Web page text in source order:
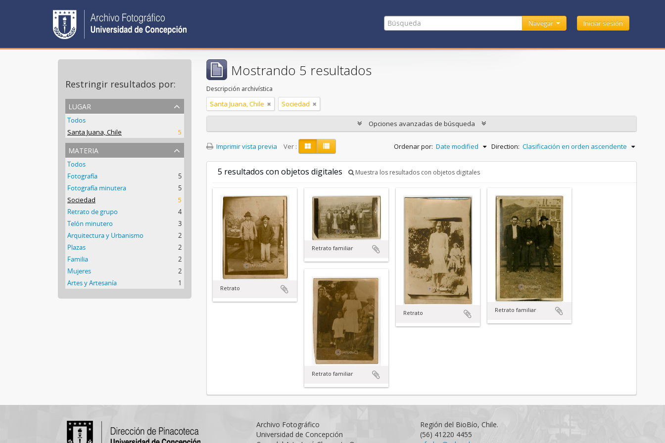
Iniciar sesión
Navegar
Restringir resultados por:
lugar
Todos
Santa Juana, Chile
5
materia
Todos
Fotografía
5
Fotografía minutera
5
Sociedad
5
Retrato de grupo
4
Telón minutero
3
Arquitectura y Urbanismo
2
Plazas
2
Familia
2
Mujeres
2
Artes y Artesanía
1
Mostrando 5 resultados
Descripción archivística
Santa Juana, Chile Sociedad
Opciones avanzadas de búsqueda
Imprimir vista previa Ver : Ordenar por: Date modified Direction: Clasificación en orden ascendente
5 resultados con objetos digitales Muestra los resultados con objetos digitales
Retrato
Retrato familiar
Retrato Retrato familiar
Retrato familiar
Archivo Fotográfico
Universidad de Concepción
Región del BioBío, Chile.
(56) 41220 4455